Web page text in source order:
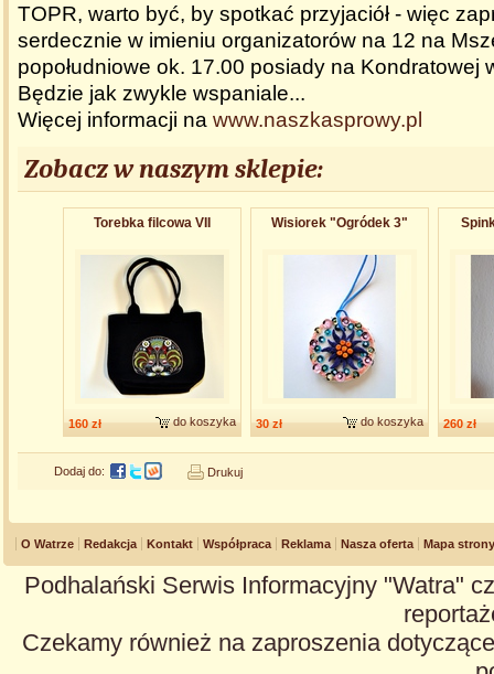
TOPR, warto być, by spotkać przyjaciół - więc
serdecznie w imieniu organizatorów na 12 na
popołudniowe ok. 17.00 posiady na Kondratowej
Będzie jak zwykle wspaniale...
Więcej informacji na www.naszkasprowy.pl
Zobacz w naszym sklepie:
Torebka filcowa VII
160 zł do koszyka
Wisiorek "Ogródek 3"
30 zł do koszyka 260 zł
Dodaj do: Drukuj
O Watrze Redakcja Kontakt Współpraca Reklama Nasza oferta Mapa strony
Podhalański Serwis Informacyjny "Watra"
Czekamy również na zaproszenia